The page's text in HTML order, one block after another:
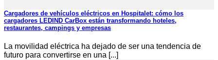
Cargadores de vehículos eléctricos en Hospitalet: cómo los
cargadores LEDIND CarBox están transformando hoteles,
restaurantes, campings y empresas
La movilidad eléctrica ha dejado de ser una tendencia de
futuro para convertirse en una [...]